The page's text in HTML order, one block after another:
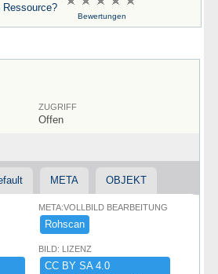
Bewertungen
ZUGRIFF
Offen
META OBJEKT
META:VOLLBILD BEARBEITUNG
Rohscan
BILD: LIZENZ
CC ​BY ​SA ​4.​0 ​